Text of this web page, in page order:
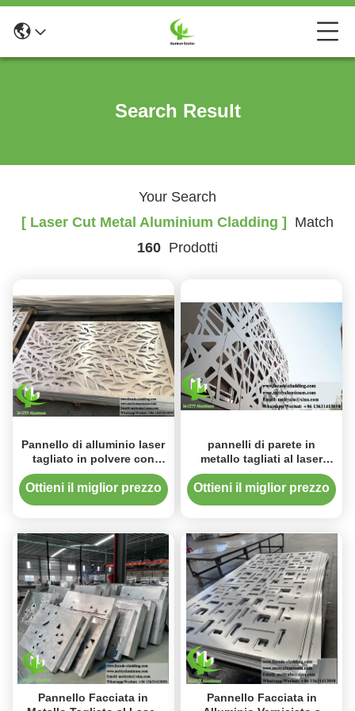
Search Result
Your Search
[ Laser Cut Metal Aluminium Cladding ]
Match
160 Prodotti
Pannello di alluminio laser
tagliato in polvere con
colori RAL personalizzati e
dimensioni standard da
1000x2000 mm per facciata
Ottieni il miglior prezzo
pannelli di parete in
metallo tagliati al laser
rivestiti in polvere con
disegni personalizzabili e
Ottieni il miglior prezzo
Pannello Facciata in
Pannello Facciata in